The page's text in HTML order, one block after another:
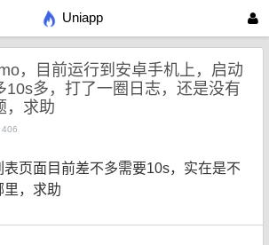
Uniapp
，目前运行到安卓手机上，启动
10s多，打了一圈日志，还是没有
，求助
表页面目前差不多需要10s，实在是不
里，求助